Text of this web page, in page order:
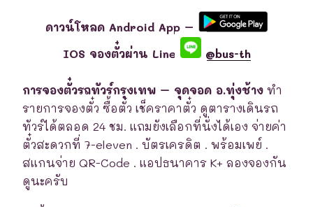
ดาวน์โหลด Android App –
IOS จองตั๋วผ่าน Line
@bus-th
การจองตั๋วรถทัวร์กรุงเทพ – จุดจอด อ.ทุ่งช้าง ทำ
รายการจองตั๋ว ซื้อตั๋ว เช็คราคาตั๋ว ดูตารางเดินรถ
ทัวร์ได้ตลอด 24 ชม. แถมยังเลือกที่นั่งได้เอง จ่ายค่า
ตั๋วสะดวกที่ 7-eleven . บัตรเครดิต . พร้อมเพย์ .
สแกนจ่าย QR-Code . แอปธนาคาร K+ ลองจองกัน
ดูนะครับ